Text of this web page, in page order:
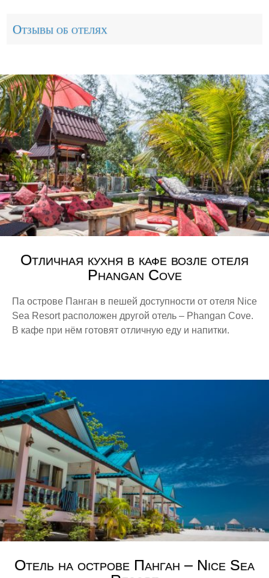
Отзывы об отелях
Отличная кухня в кафе возле отеля
Phangan Cove
Па острове Панган в пешей доступности от отеля Nice
Sea Resort расположен другой отель – Phangan Cove.
В кафе при нём готовят отличную еду и напитки.
Отель на острове Панган – Nice Sea